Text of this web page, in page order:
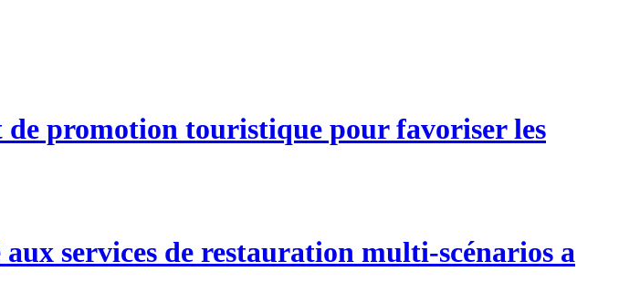
promotion touristique pour favoriser les
services de restauration multi-scénarios a